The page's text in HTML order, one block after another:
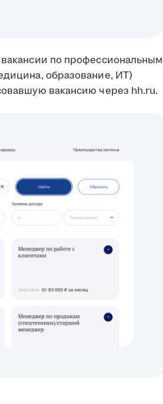
по профессиональным
образование, ИТ)
вакансию через hh.ru.